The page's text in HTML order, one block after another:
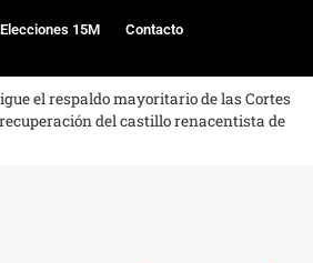
15M Contacto
el respaldo mayoritario de las Cortes
del castillo renacentista de